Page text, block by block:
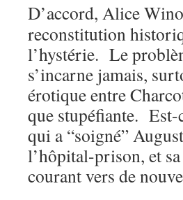
D’accord, Alice
reconstitution
l’hystérie. Le
s’incarne jamais,
érotique entre
que stupéfiante. Est-
qui a “soigné”
l’hôpital-prison, et
courant vers de